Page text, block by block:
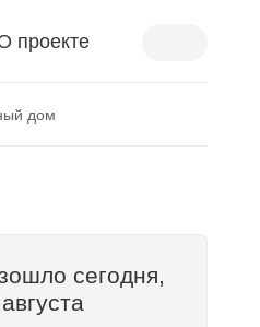
проекте
дом
сегодня,